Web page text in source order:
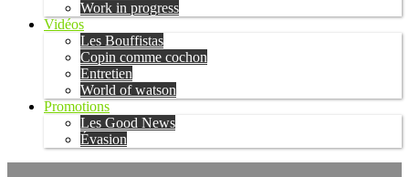
Work in progress
Vidéos
Les Bouffistas
Copin comme cochon
Entretien
World of watson
Promotions
Les Good News
Évasion